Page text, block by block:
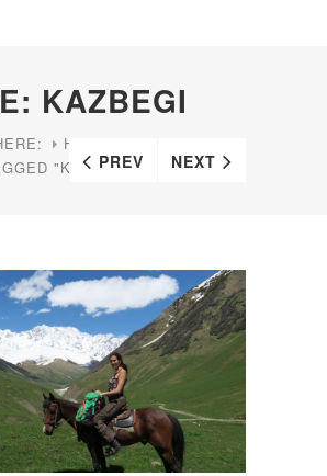
KAZBEGI
HOME
"KAZBEGI"
PREV NEXT